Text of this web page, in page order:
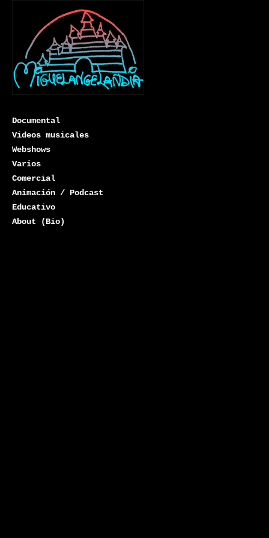
Miguelangelandia
Documental
Videos musicales
Webshows
Varios
Comercial
Animación / Podcast
Educativo
About (Bio)